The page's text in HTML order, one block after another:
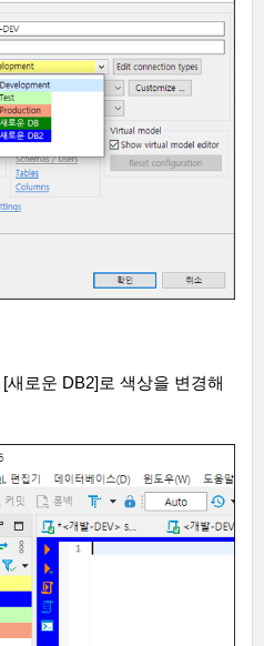
[새로운 DB2]로 색상을 변경해